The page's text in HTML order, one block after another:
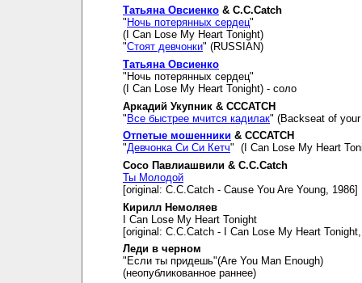
Татьяна Овсиенко & C.C.Catch
" Ночь потерянных сердец"
(I Can Lose My Heart Tonight)
"Стоят девчонки" (RUSSIAN)
Татьяна Овсиенко
"Ночь потерянных сердец"
(I Can Lose My Heart Tonight) - соло
Аркадий Укупник & CCCATCH
"Все быстрее мчится кадилак" (Backseat of
Отпетые мошенники & CCCATCH
"Девчонка Си Си Кетч" (I Can Lose My Heart
Сосо Павлиашвили & C.C.Catch
Ты Молодой
[original: C.C.Catch - Cause You Are Young, 1986]
Кирилл Немоляев
I Can Lose My Heart Tonight
[original: C.C.Catch - I Can Lose My Heart
Леди в черном
"Если ты придешь"(Are You Man Enough)
(неопубликованное раннее)